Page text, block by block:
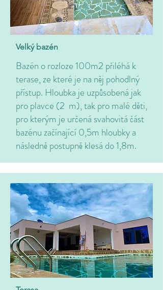
Velký bazén
Bazén o rozloze 100m2 přiléhá k
terase, ze které je na něj pohodlný
přístup. Hloubka je uzpůsobená jak
pro plavce (2 m), tak pro malé děti,
pro kterým je určená svahovitá část
bazénu začínající 0,5m hloubky a
následně postupně klesá do 1,8m.